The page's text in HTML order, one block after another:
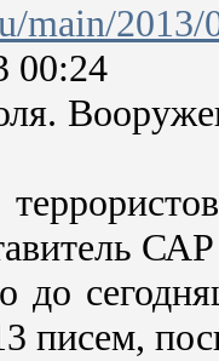
main/2013/
00:24
до
писем,